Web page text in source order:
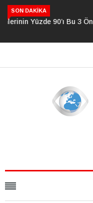
SON DAKIKA
Psikolojide Yeni Dönem: